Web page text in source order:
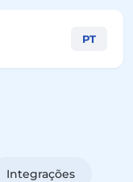
PT
Integrações